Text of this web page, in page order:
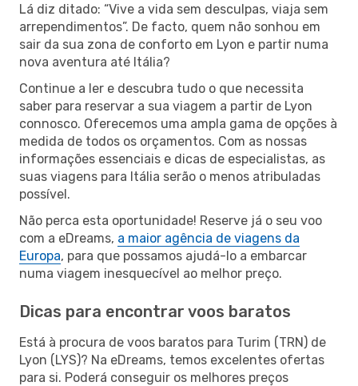
Lá diz ditado: “Vive a vida sem desculpas, viaja sem
arrependimentos”. De facto, quem não sonhou em
sair da sua zona de conforto em Lyon e partir numa
nova aventura até Itália?
Continue a ler e descubra tudo o que necessita
saber para reservar a sua viagem a partir de Lyon
connosco. Oferecemos uma ampla gama de opções à
medida de todos os orçamentos. Com as nossas
informações essenciais e dicas de especialistas, as
suas viagens para Itália serão o menos atribuladas
possível.
Não perca esta oportunidade! Reserve já o seu voo
com a eDreams, a maior agência de viagens da
Europa, para que possamos ajudá-lo a embarcar
numa viagem inesquecível ao melhor preço.
Dicas para encontrar voos baratos
Está à procura de voos baratos para Turim (TRN) de
Lyon (LYS)? Na eDreams, temos excelentes ofertas
para si. Poderá conseguir os melhores preços